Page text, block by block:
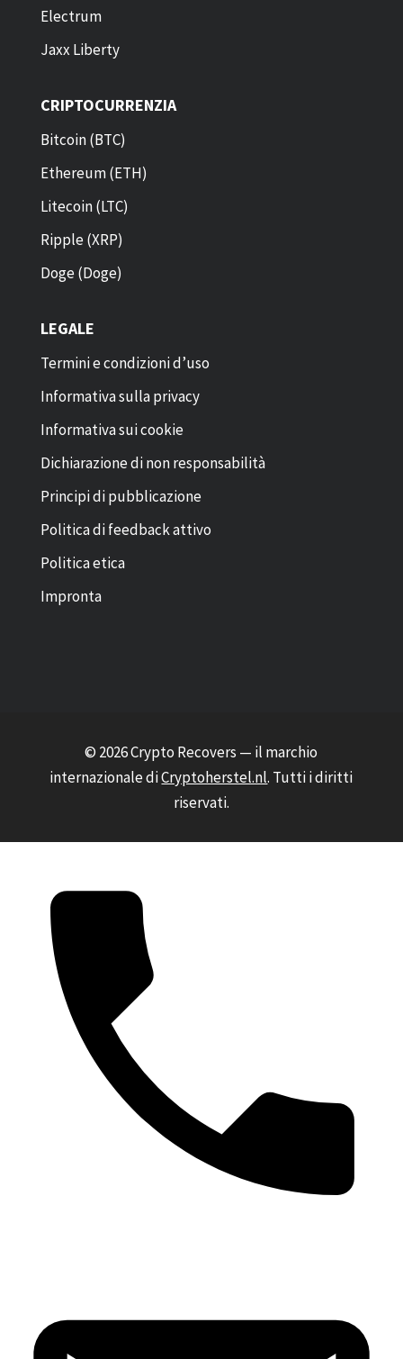
Electrum
Jaxx Liberty
CRIPTOCURRENZIA
Bitcoin (BTC)
Ethereum (ETH)
Litecoin (LTC)
Ripple (XRP)
Doge (Doge)
LEGALE
Termini e condizioni d’uso
Informativa sulla privacy
Informativa sui cookie
Dichiarazione di non responsabilità
Principi di pubblicazione
Politica di feedback attivo
Politica etica
Impronta
© 2026 Crypto Recovers — il marchio
internazionale diCryptoherstel.nl. Tutti i diritti
riservati.